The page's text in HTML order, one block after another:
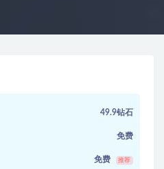
49.9钻石
免费
免费 推荐